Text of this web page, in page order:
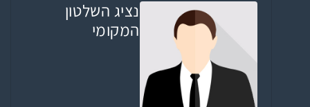
נציג השלטון
המקומי